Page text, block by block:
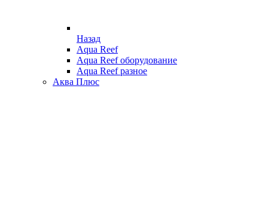
Назад
Aqua Reef
Aqua Reef оборудование
Aqua Reef разное
Аква Плюс